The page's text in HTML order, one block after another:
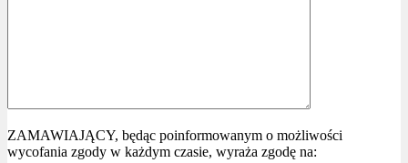
ZAMAWIAJĄCY, będąc poinformowanym o możliwości
wycofania zgody w każdym czasie, wyraża zgodę na: